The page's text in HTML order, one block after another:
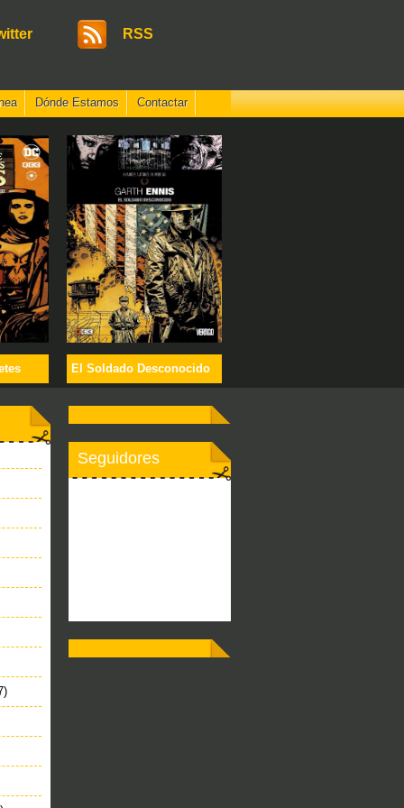
RSS
Dónde Estamos Contactar
El Soldado Desconocido
Seguidores